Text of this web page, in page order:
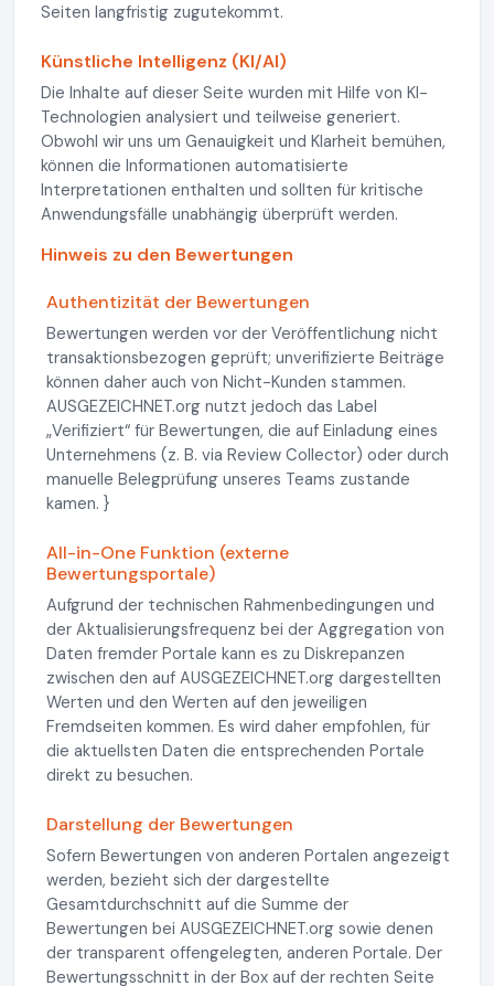
Seiten langfristig zugutekommt.
Künstliche Intelligenz (KI/AI)
Die Inhalte auf dieser Seite wurden mit Hilfe von KI-
Technologien analysiert und teilweise generiert.
Obwohl wir uns um Genauigkeit und Klarheit bemühen,
können die Informationen automatisierte
Interpretationen enthalten und sollten für kritische
Anwendungsfälle unabhängig überprüft werden.
Hinweis zu den Bewertungen
Authentizität der Bewertungen
Bewertungen werden vor der Veröffentlichung nicht
transaktionsbezogen geprüft; unverifizierte Beiträge
können daher auch von Nicht-Kunden stammen.
AUSGEZEICHNET.org nutzt jedoch das Label
„Verifiziert“ für Bewertungen, die auf Einladung eines
Unternehmens (z. B. via Review Collector) oder durch
manuelle Belegprüfung unseres Teams zustande
kamen. }
All-in-One Funktion (externe
Bewertungsportale)
Aufgrund der technischen Rahmenbedingungen und
der Aktualisierungsfrequenz bei der Aggregation von
Daten fremder Portale kann es zu Diskrepanzen
zwischen den auf AUSGEZEICHNET.org dargestellten
Werten und den Werten auf den jeweiligen
Fremdseiten kommen. Es wird daher empfohlen, für
die aktuellsten Daten die entsprechenden Portale
direkt zu besuchen.
Darstellung der Bewertungen
Sofern Bewertungen von anderen Portalen angezeigt
werden, bezieht sich der dargestellte
Gesamtdurchschnitt auf die Summe der
Bewertungen bei AUSGEZEICHNET.org sowie denen
der transparent offengelegten, anderen Portale. Der
Bewertungsschnitt in der Box auf der rechten Seite